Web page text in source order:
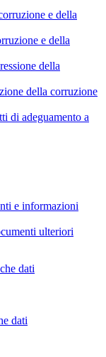
e della
e della
della
della corruzione
di adeguamento a
e informazioni
ulteriori
dati
dati